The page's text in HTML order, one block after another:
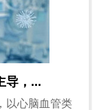
导，...
以心脑血管类